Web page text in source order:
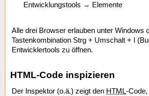
Entwicklungstools → Elemente
Alle drei Browser erlauben unter Windows
Tastenkombination Strg + Umschalt + I
Entwicklertools zu öffnen.
HTML-Code inspizieren
Der Inspektor (o.ä.) zeigt den HTML-